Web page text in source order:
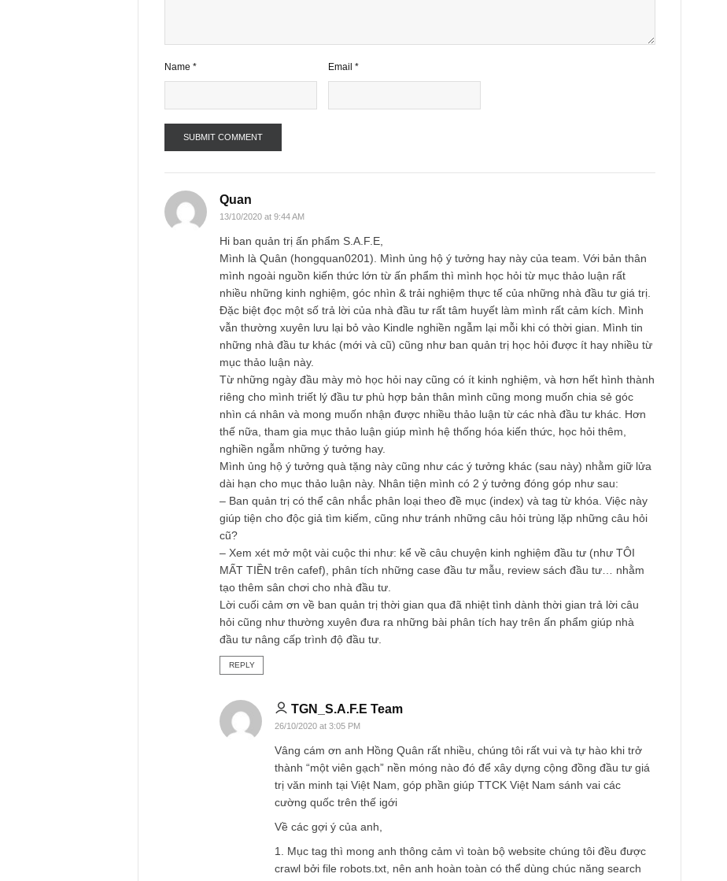
Your email address will not be published.
Email*
Quan
13/10/2020 at 9:44 AM
Hi ban quản trị ấn phẩm S.A.F.E,
Mình là Quân (hongquan0201). Mình ủng hộ ý tưởng hay này của team. Với bản thân
mình ngoài nguồn kiến thức lớn từ ấn phẩm thì mình học hỏi từ mục thảo luận rất
Đặc biệt đọc một số trả lời của nhà đầu tư rất tâm huyết làm mình rất cảm kích. Mình
vẫn thường xuyên lưu lại bỏ vào Kindle nghiền ngẫm lại mỗi khi có thời gian. Mình tin
những nhà đầu tư khác (mới và cũ) cũng như ban quản trị học hỏi được ít hay nhiều từ
mục thảo luận này.
Từ những ngày đầu mày mò học hỏi nay cũng có ít kinh nghiệm, và hơn hết hình thành
riêng cho mình triết lý đầu tư phù hợp bản thân mình cũng mong muốn chia sẻ góc
nhìn cá nhân và mong muốn nhận được nhiều thảo luận từ các nhà đầu tư khác. Hơn
nghiền ngẫm những ý tưởng hay.
Mình ủng hộ ý tưởng quà tặng này cũng như các ý tưởng khác (sau này) nhằm giữ lửa
dài hạn cho mục thảo luận này. Nhân tiện mình có 2 ý tưởng đóng góp như sau:
– Ban quản trị có thể cân nhắc phân loại theo đề mục (index) và tag từ khóa. Việc này
giúp tiện cho độc giả tìm kiếm, cũng như tránh những câu hỏi trùng lặp những câu hỏi
– Xem xét mở một vài cuộc thi như: kể về câu chuyện kinh nghiệm đầu tư (như TÔI
MẤT TIỀN trên cafef), phân tích những case đầu tư mẫu, review sách đầu tư… nhằm
tạo thêm sân chơi cho nhà đầu tư.